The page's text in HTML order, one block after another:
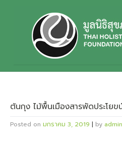
ต้นกุง ไม้พื้นเมืองสารพัดประโยข
Posted on มกราคม 3, 2019 | by admin